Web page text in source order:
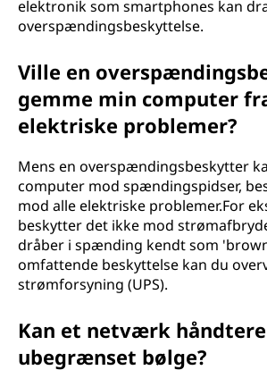
elektronik som smartphones kan
overspændingsbeskyttelse.
Ville en
gemme min computer
elektriske problemer?
Mens en overspændingsbeskytter
computer mod spændingspidser,
mod alle elektriske problemer.For
beskytter det ikke mod
dråber i spænding kendt som
omfattende beskyttelse kan du
strømforsyning (UPS).
Kan et netværk håndtere
ubegrænset bølge?